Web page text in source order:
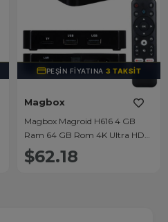
PEŞIN FIYATINA3 TAKSIT
Magbox
Magbox Magroid H616 4 GB
Ram 64 GB Rom 4K Ultra HD
Android Box (Android 12)
$62.18